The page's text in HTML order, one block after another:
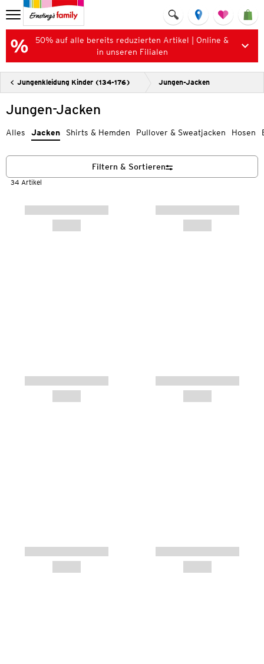
50% auf alle bereits reduzierten Artikel | Online &
in unseren Filialen
Jungenkleidung Kinder (134-176) Jungen-Jacken
Jungen-Jacken
Alles Jacken Shirts & Hemden Pullover & Sweatjacken Hosen
34 Artikel
Filtern & Sortieren